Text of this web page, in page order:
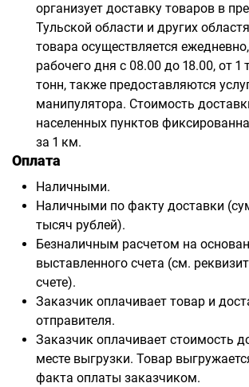
организует доставку товаров в
Тульской области и других
товара осуществляется
рабочего дня с 08.00 до 18.00, от 1
тонн, также предоставляются
манипулятора. Стоимость
населенных пунктов
за 1 км.
Оплата
Наличными.
Наличными по факту доставки
тысяч рублей).
Безналичным расчетом на
выставленного счета (см.
счете).
Заказчик оплачивает товар и
отправителя.
Заказчик оплачивает стоимость
месте выгрузки. Товар
факта оплаты заказчиком.